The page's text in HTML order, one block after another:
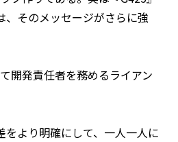
、そのメッセージがさらに強
開発責任者を務めるライアン
をより明確にして、一人一人に